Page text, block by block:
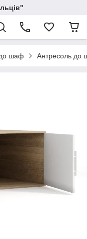
до шаф Антресоль до